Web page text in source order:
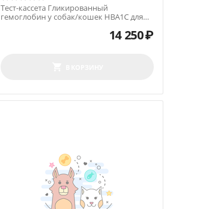
Тест-кассета Гликированный
гемоглобин у собак/кошек HBA1C для
14 250₽